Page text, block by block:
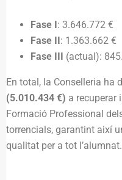
Fase I: 3.646.772 €
Fase II: 1.363.662 €
Fase III (actual):
En total, la Conselleria ha
(5.010.434 €) a recuperar
Formació Professional
torrencials, garantint així
qualitat per a tot l’alumnat.